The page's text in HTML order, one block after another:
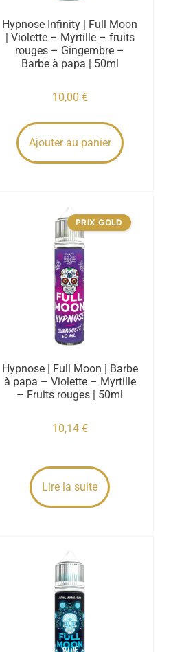
Hypnose Infinity | Full Moon
| Violette – Myrtille – fruits
rouges – Gingembre –
Barbe à papa | 50ml
10,00 €
Ajouter au panier
PRIX GOLD
Hypnose | Full Moon | Barbe
à papa – Violette – Myrtille
– Fruits rouges | 50ml
10,14 €
Lire la suite